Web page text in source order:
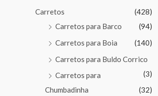
Carretos
(428)
Carretos para Barco
(94)
Carretos para Boia
(140)
Carretos para Buldo Corrico
(3)
Carretos para
Chumbadinha
(32)